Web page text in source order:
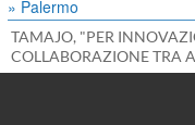
» Palermo
TAMAJO, "PER
COLLABORAZIONE TRA